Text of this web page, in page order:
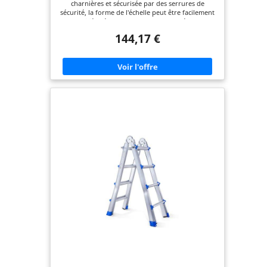
charnières et sécurisée par des serrures de
sécurité, la forme de l'échelle peut être facilement
modifiée : échafaudage, cadre en A, échelle
L’aluminium de qualité aéronautique rend cette
jusqu’à 150 kg Bonne stabilité : avec des barres
stabilisatrices aux deux extrémités, des pieds
antidérapants et des marches rainurées, cette
échelle est sécurisée à chaque marche que vous
144,17 €